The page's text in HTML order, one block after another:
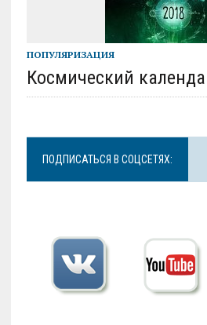
ПОПУЛЯРИЗАЦИЯ
Космический
ПОДПИСАТЬСЯ В СОЦСЕТЯХ: